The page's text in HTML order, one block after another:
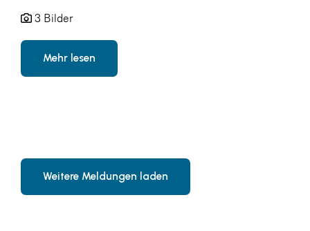
3 Bilder
Mehr lesen
Weitere Meldungen laden